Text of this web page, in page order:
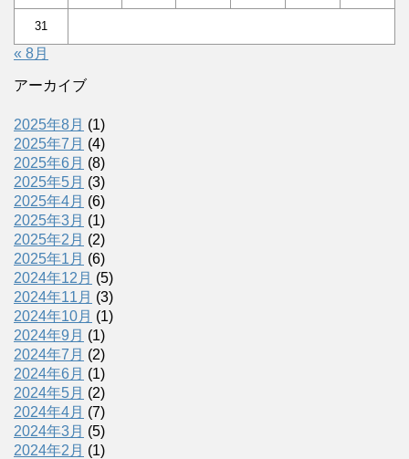
31
« 8月
アーカイブ
2025年8月 (1)
2025年7月 (4)
2025年6月 (8)
2025年5月 (3)
2025年4月 (6)
2025年3月 (1)
2025年2月 (2)
2025年1月 (6)
2024年12月 (5)
2024年11月 (3)
2024年10月 (1)
2024年9月 (1)
2024年7月 (2)
2024年6月 (1)
2024年5月 (2)
2024年4月 (7)
2024年3月 (5)
2024年2月 (1)